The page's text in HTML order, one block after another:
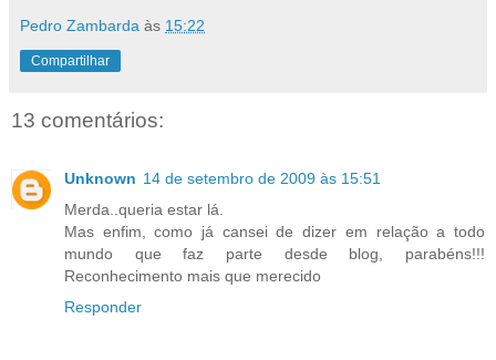
Pedro Zambarda às 15:22
Compartilhar
13 comentários:
Unknown 14 de setembro de 2009 às 15:51
Merda..queria estar lá.
Mas enfim, como já cansei de dizer em relação a todo
mundo que faz parte desde blog, parabéns!!!
Reconhecimento mais que merecido
Responder